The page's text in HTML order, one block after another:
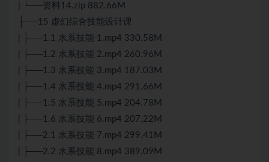
| └──资料14.zip 882.66M
├──15 虚幻综合技能设计课
| ├──1.1 水系技能 1.mp4 330.58M
| ├──1.2 水系技能 2.mp4 260.96M
| ├──1.3 水系技能 3.mp4 187.03M
| ├──1.4 水系技能 4.mp4 291.66M
| ├──1.5 水系技能 5.mp4 204.78M
| ├──1.6 水系技能 6.mp4 207.22M
| ├──2.1 水系技能 7.mp4 299.41M
| ├──2.2 水系技能 8.mp4 389.09M